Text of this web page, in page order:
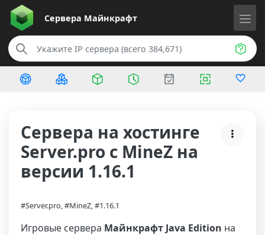
Сервера Майнкрафт
Сервера на хостинге
Server.pro с MineZ на
версии 1.16.1
#Server.pro, #MineZ, #1.16.1
Игровые сервера Майнкрафт Java Edition на